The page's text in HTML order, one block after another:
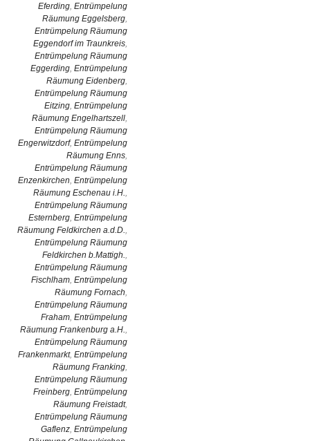
Eferding, Entrümpelung
Räumung Eggelsberg,
Entrümpelung Räumung
Eggendorf im Traunkreis,
Entrümpelung Räumung
Eggerding, Entrümpelung
Räumung Eidenberg,
Entrümpelung Räumung
Eitzing, Entrümpelung
Räumung Engelhartszell,
Entrümpelung Räumung
Engerwitzdorf, Entrümpelung
Räumung Enns,
Entrümpelung Räumung
Enzenkirchen, Entrümpelung
Räumung Eschenau i.H.,
Entrümpelung Räumung
Esternberg, Entrümpelung
Räumung Feldkirchen a.d.D.,
Entrümpelung Räumung
Feldkirchen b.Mattigh.,
Entrümpelung Räumung
Fischlham, Entrümpelung
Räumung Fornach,
Entrümpelung Räumung
Fraham, Entrümpelung
Räumung Frankenburg a.H.,
Entrümpelung Räumung
Frankenmarkt, Entrümpelung
Räumung Franking,
Entrümpelung Räumung
Freinberg, Entrümpelung
Räumung Freistadt,
Entrümpelung Räumung
Gaflenz, Entrümpelung